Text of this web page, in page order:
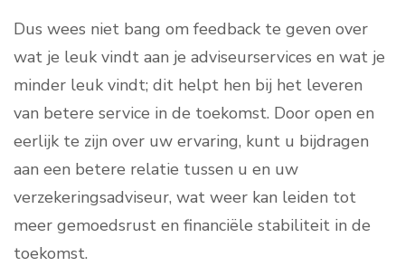
Dus wees niet bang om feedback te geven over
wat je leuk vindt aan je adviseurservices en wat je
minder leuk vindt; dit helpt hen bij het leveren
van betere service in de toekomst. Door open en
eerlijk te zijn over uw ervaring, kunt u bijdragen
aan een betere relatie tussen u en uw
verzekeringsadviseur, wat weer kan leiden tot
meer gemoedsrust en financiële stabiliteit in de
toekomst.